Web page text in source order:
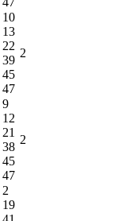
10
13
22
39
45
47
2
9
12
21
38
45
47
2
2
19